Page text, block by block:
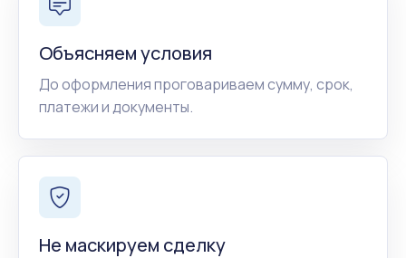
Объясняем условия
До оформления проговариваем сумму, срок,
платежи и документы.
Не маскируем сделку